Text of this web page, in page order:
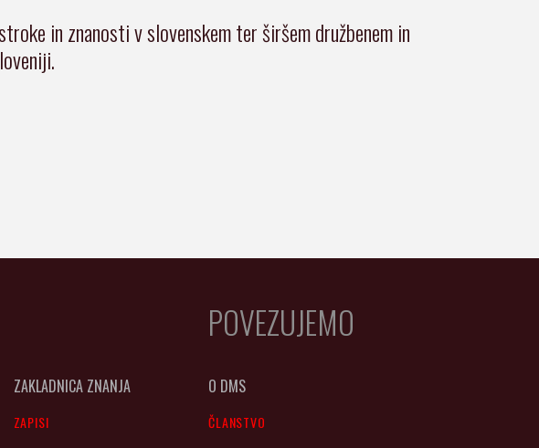
in znanosti v slovenskem ter širšem družbenem in
ZAKLADNICA ZNANJA
ZAPISI
POVEZUJEMO
O DMS
ČLANSTVO